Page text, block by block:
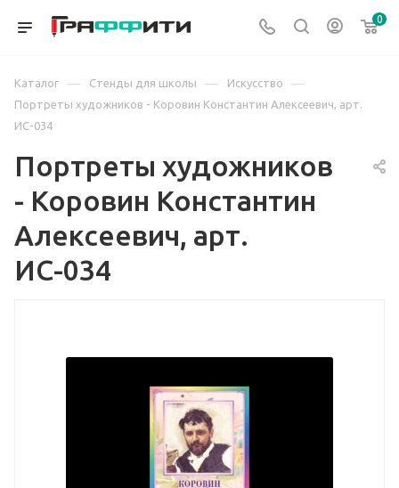
0
Каталог — Стенды для школы — Искусство —
Портреты художников - Коровин Константин Алексеевич, арт.
ИС-034
Портреты художников
- Коровин Константин
Алексеевич, арт.
ИС-034